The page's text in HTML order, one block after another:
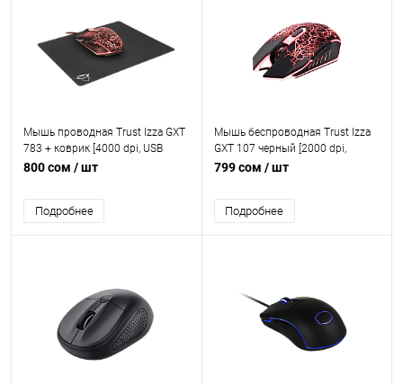
Мышь проводная Trust Izza GXT
783 + коврик [4000 dpi, USB
Type-A, кнопки - 6]
800 сом / шт
Подробнее
Мышь беспроводная Trust Izza
GXT 107 черный [2000 dpi,
светодиодный, USB Type-A,
799 сом / шт
Подробнее